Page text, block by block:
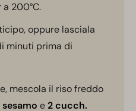
a 200°C.
oppure lasciala
minuti prima di
mescola il riso freddo
e 2 cucch.